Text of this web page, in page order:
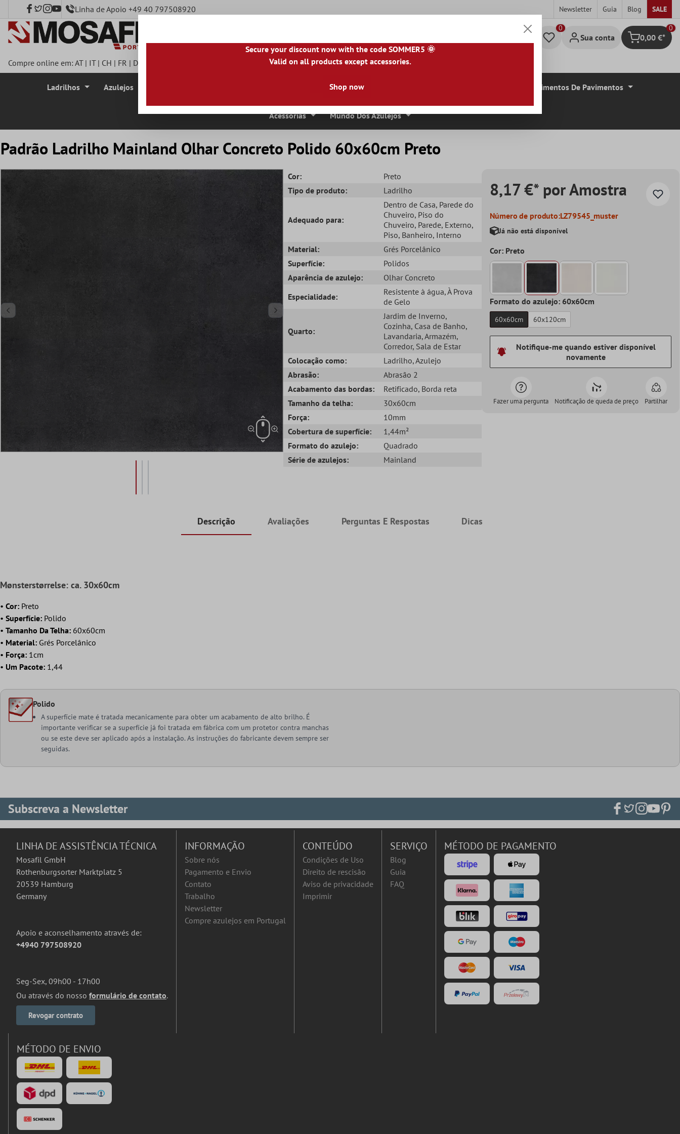
principal Linha de Apoio +49 40 797508920 Newsletter Guia Blog SALE
Sua conta Carrinho de
0
0,00 €*
Compre online em:AT| IT| CH | FR | DE |PL|PT| FI| GR|RO| NO|HU|BG|HR|LU
Ladrilhos Azulejos Ladrilhos De Pedra Natural Lajes De Terraço Revestimentos De Pavimentos
Acessórias Mundo Dos Azulejos
Padrão Ladrilho Mainland Olhar Concreto Polido 60x60cm Preto
Cor:
Preto
Tipo de produto:
Ladrilho
Adequado para:
Dentro de Casa, Parede do
Chuveiro, Piso do
Chuveiro, Parede, Externo,
Piso, Banheiro, Interno
Material:
Grés Porcelânico
Superfície:
Polidos
Aparência de azulejo:
Olhar Concreto
Especialidade:
Resistente à água, À Prova
de Gelo
Quarto:
Jardim de Inverno,
Cozinha, Casa de Banho,
Lavandaria, Armazém,
Corredor, Sala de Estar
Colocação como:
Ladrilho, Azulejo
Abrasão:
Abrasão 2
Acabamento das bordas:
Retificado, Borda reta
Tamanho da telha:
30x60cm
Força:
10mm
Cobertura de superfície:
1,44m²
Formato do azulejo:
Quadrado
Série de azulejos:
Mainland
8,17 €* por Amostra
Número de produto:LZ79545_muster
Já não está disponível
Cor: Preto
Formato do azulejo: 60x60cm
60x60cm 60x120cm
Notifique-me quando estiver disponível
novamente
Fazer uma pergunta Notificação de queda de preço Partilhar
Descrição Avaliações Perguntas E Respostas Dicas
Mønsterstørrelse: ca. 30x60cm
• Cor: Preto
• Superfície: Polido
• Tamanho Da Telha: 60x60cm
• Material: Grés Porcelânico
• Força: 1cm
• Um Pacote: 1,44
Polido
A superfície mate é tratada mecanicamente para obter um acabamento de alto brilho. É
importante verificar se a superfície já foi tratada em fábrica com um protetor contra manchas
ou se este deve ser aplicado após a instalação. As instruções do fabricante devem sempre ser
seguidas.
Subscreva a Newsletter
LINHA DE ASSISTÊNCIA TÉCNICA
Mosafil GmbH
Rothenburgsorter Marktplatz 5
20539 Hamburg
Germany
Apoio e aconselhamento através de:
+4940 797508920
Seg-Sex, 09h00 - 17h00
Ou através do nosso formulário de contato.
Revogar contrato
INFORMAÇÃO
Sobre nós
Pagamento e Envio
Contato
Trabalho
Newsletter
Compre azulejos em Portugal
CONTEÚDO
Condições de Uso
Direito de rescisão
Aviso de privacidade
Imprimir
SERVIÇO
Blog
Guia
FAQ
MÉTODO DE PAGAMENTO
MÉTODO DE ENVIO
Secure your discount now with the code SOMMER5 🌞
Valid on all products except accessories.
Shop now